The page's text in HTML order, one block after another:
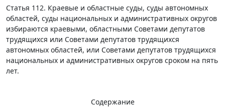
Статья 112. Краевые и областные суды, суды автономных
областей, суды национальных и административных округов
избираются краевыми, областными Советами депутатов
трудящихся или Советами депутатов трудящихся
автономных областей, или Советами депутатов трудящихся
национальных и административных округов сроком на пять
лет.
Содержание